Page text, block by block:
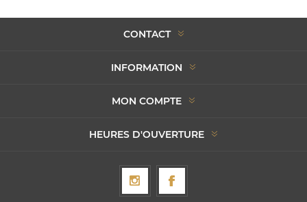
CONTACT
INFORMATION
MON COMPTE
HEURES D'OUVERTURE